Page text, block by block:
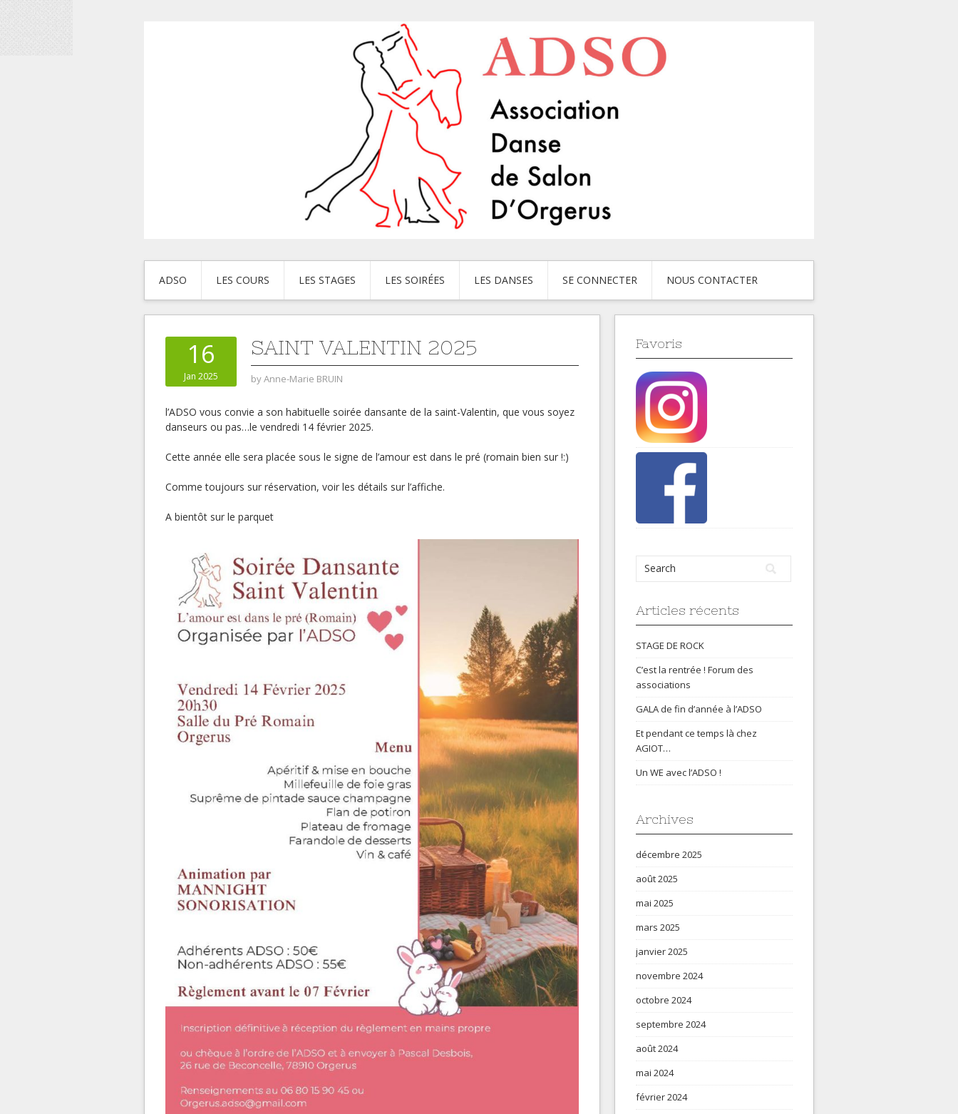
ADSO LES COURS LES STAGES LES SOIRÉES LES DANSES SE CONNECTER NOUS CONTACTER
16
Jan 2025
SAINT VALENTIN 2025
byAnne-Marie BRUIN
l’ADSO vous convie a son habituelle soirée dansante de la saint-Valentin, que vous soyez
danseurs ou pas…le vendredi 14 février 2025.
Cette année elle sera placée sous le signe de l’amour est dans le pré (romain bien sur !:)
Comme toujours sur réservation, voir les détails sur l’affiche.
A bientôt sur le parquet
Favoris
Articles récents
STAGE DE ROCK
C’est la rentrée ! Forum des
associations
GALA de fin d’année à l’ADSO
Et pendant ce temps là chez
AGIOT…
Un WE avec l’ADSO !
Archives
décembre 2025
août 2025
mai 2025
mars 2025
janvier 2025
novembre 2024
octobre 2024
septembre 2024
août 2024
mai 2024
février 2024